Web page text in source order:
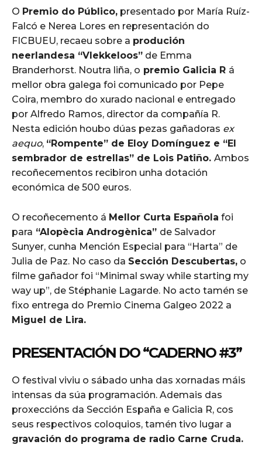
O Premio do Público, presentado por María Ruíz-
Falcó e Nerea Lores en representación do
FICBUEU, recaeu sobre a produción
neerlandesa “Vlekkeloos” de Emma
Branderhorst. Noutra liña, o premio Galicia R á
mellor obra galega foi comunicado por Pepe
Coira, membro do xurado nacional e entregado
por Alfredo Ramos, director da compañía R.
Nesta edición houbo dúas pezas gañadoras ex
aequo, “Rompente” de Eloy Domínguez e “El
sembrador de estrellas” de Lois Patiño. Ambos
recoñecementos recibiron unha dotación
económica de 500 euros.
O recoñecemento á Mellor Curta Española foi
para “Alopècia Androgènica” de Salvador
Sunyer, cunha Mención Especial para “Harta” de
Julia de Paz. No caso da Sección Descubertas, o
filme gañador foi “Minimal sway while starting my
way up”, de Stéphanie Lagarde. No acto tamén se
fixo entrega do Premio Cinema Galgeo 2022 a
Miguel de Lira.
PRESENTACIÓN DO “CADERNO #3”
O festival viviu o sábado unha das xornadas máis
intensas da súa programación. Ademais das
proxeccións da Sección España e Galicia R, cos
seus respectivos coloquios, tamén tivo lugar a
gravación do programa de radio Carne Cruda.